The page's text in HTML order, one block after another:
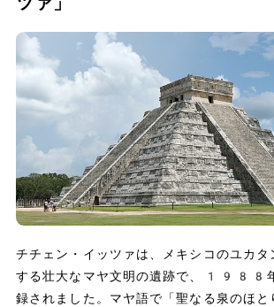
チチェン・イッツァは、メキシコのユカタ
する壮大なマヤ文明の遺跡で、1988年
録されました。マヤ語で「聖なる泉のほと